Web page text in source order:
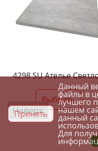
4298 SU Ателье
Выбрать
Наверх
Принять
Данный
файлы в
лучшего
нашем
данный
Для